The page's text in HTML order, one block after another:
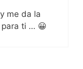
me da la
para ti … 😀